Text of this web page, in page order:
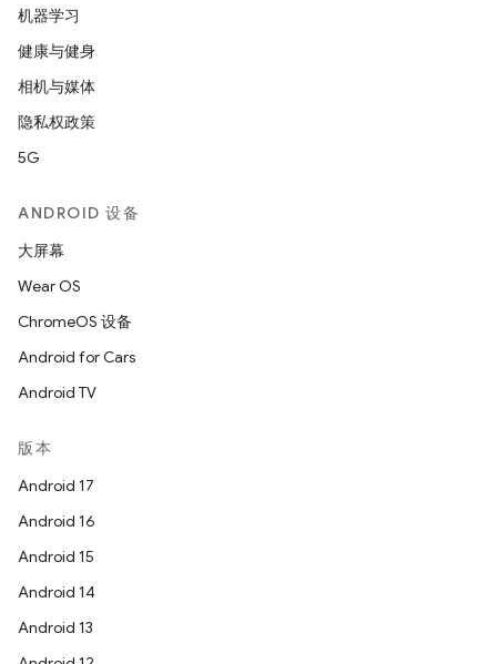
机器学习
健康与健身
相机与媒体
隐私权政策
5G
ANDROID 设备
大屏幕
Wear OS
ChromeOS 设备
Android for Cars
Android TV
版本
Android 17
Android 16
Android 15
Android 14
Android 13